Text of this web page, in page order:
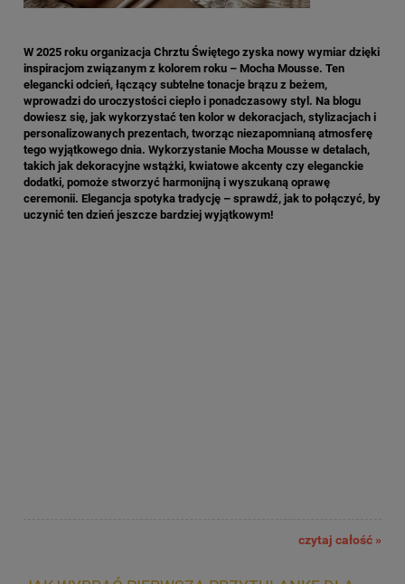
W 2025 roku organizacja Chrztu Świętego zyska nowy wymiar dzięki
inspiracjom związanym z kolorem roku – Mocha Mousse. Ten
elegancki odcień, łączący subtelne tonacje brązu z beżem,
wprowadzi do uroczystości ciepło i ponadczasowy styl. Na blogu
dowiesz się, jak wykorzystać ten kolor w dekoracjach, stylizacjach i
personalizowanych prezentach, tworząc niezapomnianą atmosferę
tego wyjątkowego dnia. Wykorzystanie Mocha Mousse w detalach,
takich jak dekoracyjne wstążki, kwiatowe akcenty czy eleganckie
dodatki, pomoże stworzyć harmonijną i wyszukaną oprawę
ceremonii. Elegancja spotyka tradycję – sprawdź, jak to połączyć, by
uczynić ten dzień jeszcze bardziej wyjątkowym!
czytaj całość »